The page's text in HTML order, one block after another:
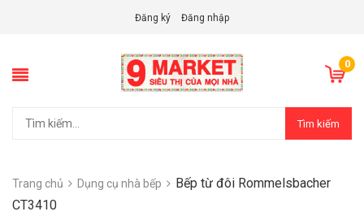
Đăng ký Đăng nhập
0
Tìm kiếm
Trang chủ Dụng cụ nhà bếp
Bếp từ đôi Rommelsbacher
CT3410